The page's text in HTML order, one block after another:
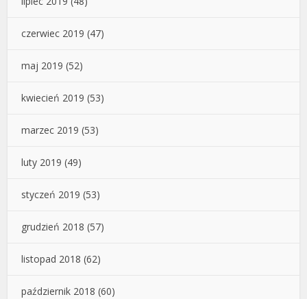
czerwiec 2019 (47)
maj 2019 (52)
kwiecień 2019 (53)
marzec 2019 (53)
luty 2019 (49)
styczeń 2019 (53)
grudzień 2018 (57)
listopad 2018 (62)
październik 2018 (60)